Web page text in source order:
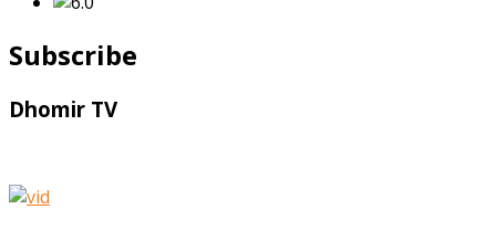
Subscribe
Dhomir TV